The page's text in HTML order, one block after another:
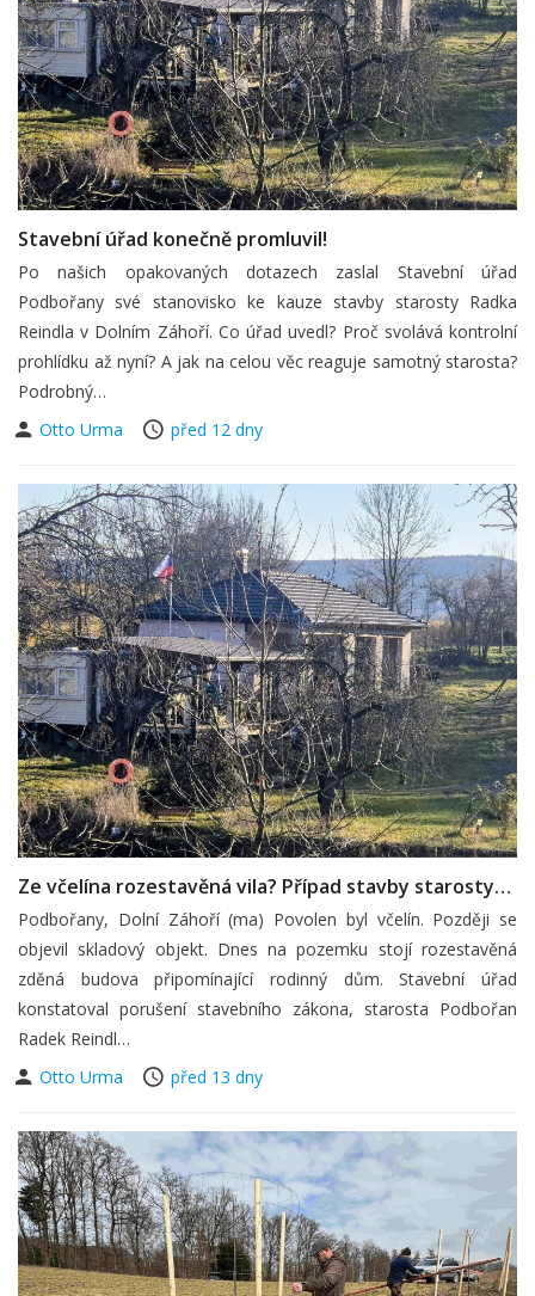
Stavební úřad konečně promluvil!
Po našich opakovaných dotazech zaslal Stavební úřad
Podbořany své stanovisko ke kauze stavby starosty Radka
Reindla v Dolním Záhoří. Co úřad uvedl? Proč svolává kontrolní
prohlídku až nyní? A jak na celou věc reaguje samotný starosta?
Podrobný…
Otto Urma
před 12 dny
Ze včelína rozestavěná vila? Případ stavby starosty…
Podbořany, Dolní Záhoří (ma) Povolen byl včelín. Později se
objevil skladový objekt. Dnes na pozemku stojí rozestavěná
zděná budova připomínající rodinný dům. Stavební úřad
konstatoval porušení stavebního zákona, starosta Podbořan
Radek Reindl…
Otto Urma
před 13 dny